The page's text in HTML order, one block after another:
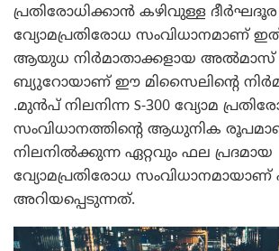
പ്രതിരോധിക്കാൻ കഴിവുള്ള ദീർഘദൂര
വ്യോമപ്രതിരോധ സംവിധാനമാണ്
ആയുധ നിർമാതാക്കളായ
ബ്യുറോയാണ് ഈ മിസൈലിന്റെ
.മുൻപ് നിലനിന്ന S-300 വ്യോമ
സംവിധാനത്തിന്റെ ആധുനിക
നിലനിൽക്കുന്ന ഏറ്റവും ഫല പ്രദമായ
വ്യോമപ്രതിരോധ സംവിധാനമായാണ്
അറിയപ്പെടുന്നത്.